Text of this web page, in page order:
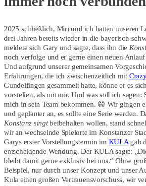
2025 schließlich, Miri und ich hatten unseren
drei Jahren bereits wieder in die bayerisch-
meldete sich Gary und sagte, dass ihn die
noch verfolge und er gerne einen neuen
Und aufgrund unserer gemeinsamen
Erfahrungen, die ich zwischenzeitlich mit
Gundelfingen gesammelt hatte, könne er es
vorstellen, als mit mir. Und was soll ich sagen:
mich in sein Team bekommen. 😄 Wir gingen
und geplanter an, es sollte eine Serie werden.
Konstanz singtbeibehalten wollen, stand
wir an wechselnde Spielorte im Konstanzer
Garys erster Vorstellungstermin im KULAgab
entscheidende Wendung. Der KULA sagte:
bleibt damit gerne exklusiv bei uns.“ Ohne
Beispiel, nur durch unser Konzept und unser
Kula einen großen Vertrauensvorschuss, wir